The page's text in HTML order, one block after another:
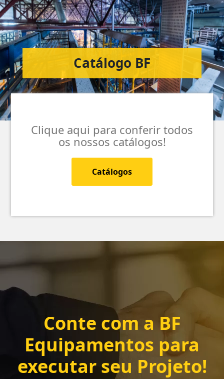
Catálogo BF
Clique aqui para conferir todos
os nossos catálogos!
Catálogos
Conte com a BF
Equipamentos para
executar seu Projeto!